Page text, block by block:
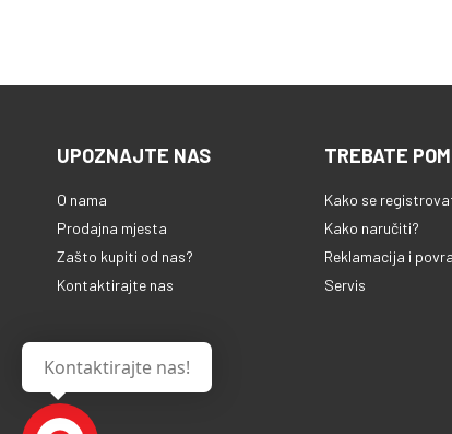
UPOZNAJTE NAS
O nama
Prodajna mjesta
Zašto kupiti od nas?
Kontaktirajte nas
TREBATE
Kako se
Kako naručiti?
Reklamacija i
Servis
Kontaktirajte nas!